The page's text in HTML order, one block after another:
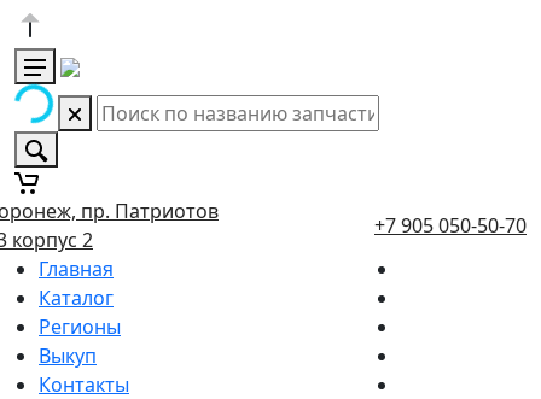
пр. Патриотов
корпус 2
+7 905 050-50-70
Главная
Каталог
Регионы
Выкуп
Контакты